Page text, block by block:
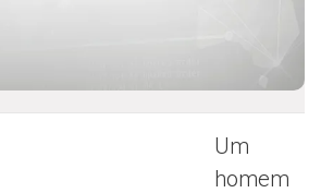
Um
homem